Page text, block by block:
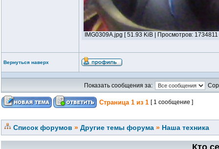
IMG0309A.jpg [ 51.93 KiB | Просмотров: 1734811
Вернуться наверх
Показать сообщения за:
Страница 1 из 1 [ 1 сообщение ]
Список форумов » Другие темы форума » Наша техника
Кто